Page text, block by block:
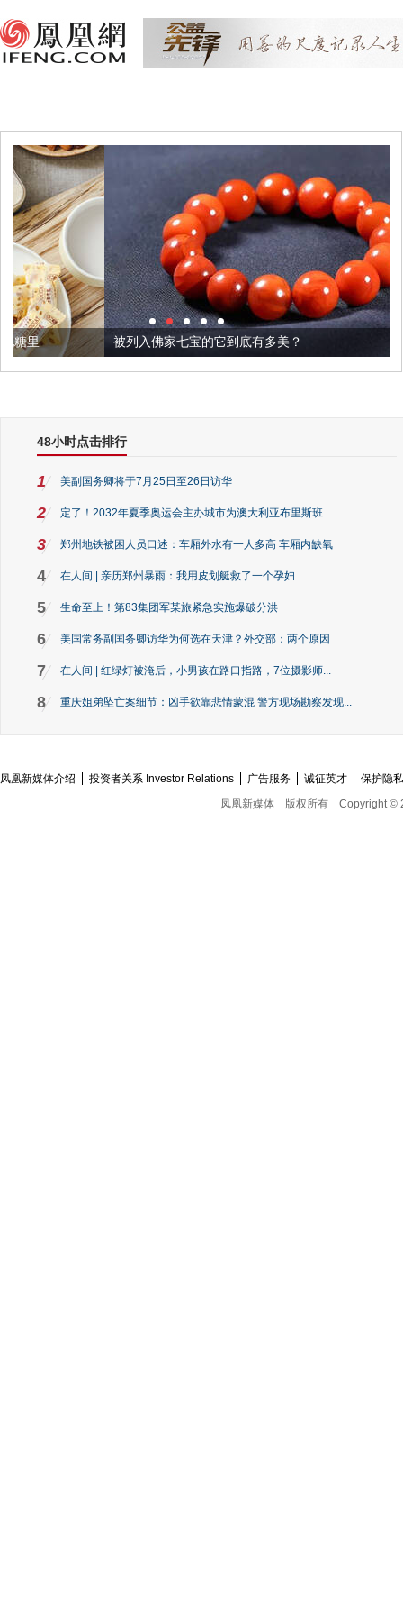
被列入佛家七宝的它到底有多美？
48小时点击排行
1 美副国务卿将于7月25日至26日访华
2 定了！2032年夏季奥运会主办城市为澳大利亚布里斯班
3 郑州地铁被困人员口述：车厢外水有一人多高 车厢内缺氧
4 在人间 | 亲历郑州暴雨：我用皮划艇救了一个孕妇
5 生命至上！第83集团军某旅紧急实施爆破分洪
6 美国常务副国务卿访华为何选在天津？外交部：两个原因
7 在人间 | 红绿灯被淹后，小男孩在路口指路，7位摄影师...
8 重庆姐弟坠亡案细节：凶手欲靠悲情蒙混 警方现场勘察发现...
凤凰新媒体介绍 投资者关系 Investor Relations 广告服务 诚征英才
保护隐
凤凰新媒体
版权所有 Copyright ©